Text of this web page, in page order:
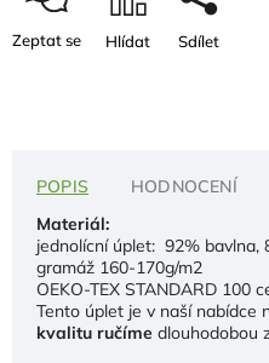
Zeptat se Hlídat Sdílet
POPIS HODNOCENÍ
Materiál:
jednolícní úplet: 92% bavlna,
gramáž 160-170g/m2
OEKO-TEX STANDARD 100
Tento úplet je v naší nabídce
kvalitu ručíme dlouhodobou